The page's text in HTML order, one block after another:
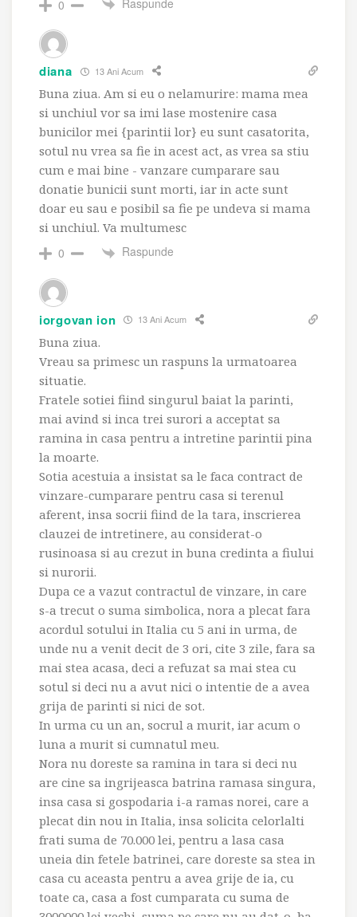
0
Raspunde
diana 13 Ani Acum
Buna ziua. Am si eu o nelamurire: mama mea
si unchiul vor sa imi lase mostenire casa
bunicilor mei {parintii lor} eu sunt casatorita,
sotul nu vrea sa fie in acest act, as vrea sa stiu
cum e mai bine - vanzare cumparare sau
donatie bunicii sunt morti, iar in acte sunt
doar eu sau e posibil sa fie pe undeva si mama
si unchiul. Va multumesc
0
Raspunde
iorgovan ion 13 Ani Acum
Buna ziua.
Vreau sa primesc un raspuns la urmatoarea
situatie.
Fratele sotiei fiind singurul baiat la parinti,
mai avind si inca trei surori a acceptat sa
ramina in casa pentru a intretine parintii pina
la moarte.
Sotia acestuia a insistat sa le faca contract de
vinzare-cumparare pentru casa si terenul
aferent, insa socrii fiind de la tara, inscrierea
clauzei de intretinere, au considerat-o
rusinoasa si au crezut in buna credinta a fiului
si nurorii.
Dupa ce a vazut contractul de vinzare, in care
s-a trecut o suma simbolica, nora a plecat fara
acordul sotului in Italia cu 5 ani in urma, de
unde nu a venit decit de 3 ori, cite 3 zile, fara sa
mai stea acasa, deci a refuzat sa mai stea cu
sotul si deci nu a avut nici o intentie de a avea
grija de parinti si nici de sot.
In urma cu un an, socrul a murit, iar acum o
luna a murit si cumnatul meu.
Nora nu doreste sa ramina in tara si deci nu
are cine sa ingrijeasca batrina ramasa singura,
insa casa si gospodaria i-a ramas norei, care a
plecat din nou in Italia, insa solicita celorlalti
frati suma de 70.000 lei, pentru a lasa casa
uneia din fetele batrinei, care doreste sa stea in
casa cu aceasta pentru a avea grije de ia, cu
toate ca, casa a fost cumparata cu suma de